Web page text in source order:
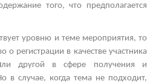
того, что предполагается
уровню и теме мероприятия, то
о регистрации в качестве участника
ли другой
в сфере получения и
в случае, когда тема не подходит,